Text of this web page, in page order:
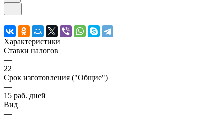
Характеристики
Ставки налогов
—
22
Срок изготовления ("Общие")
—
15 раб. дней
Вид
—